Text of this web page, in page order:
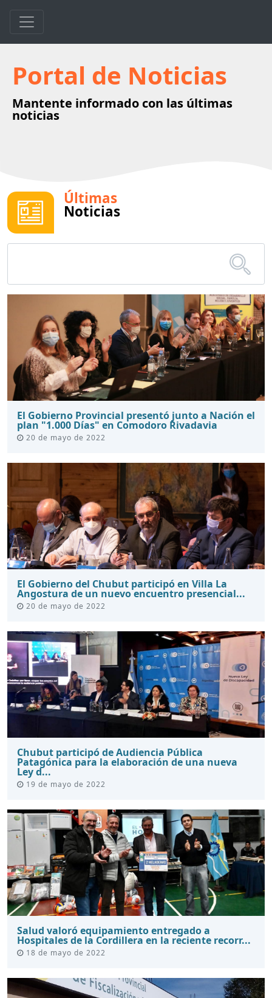
Portal de Noticias
Mantente informado con las últimas
noticias
Últimas
Noticias
El Gobierno Provincial presentó junto a Nación el
plan "1.000 Días" en Comodoro Rivadavia
20 de mayo de 2022
El Gobierno del Chubut participó en Villa La
Angostura de un nuevo encuentro presencial...
20 de mayo de 2022
Chubut participó de Audiencia Pública
Patagónica para la elaboración de una nueva
Ley d...
19 de mayo de 2022
Salud valoró equipamiento entregado a
Hospitales de la Cordillera en la reciente recorr...
18 de mayo de 2022